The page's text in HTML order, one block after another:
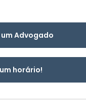
Advogado
horário!